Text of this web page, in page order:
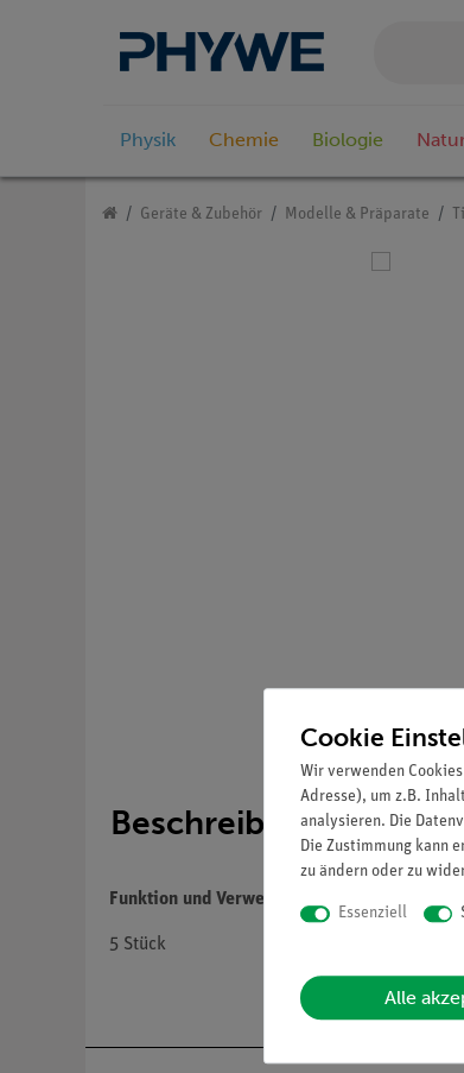
Physik Chemie Biologie
Geräte & Zubehör Modelle & Präparate
Beschreibung
Funktion und Verwendung
5 Stück
Cookie
Wir verwenden
Adresse), um z.B.
analysieren. Die
Die Zustimmung kann
zu ändern oder zu
Essenziell
Alle